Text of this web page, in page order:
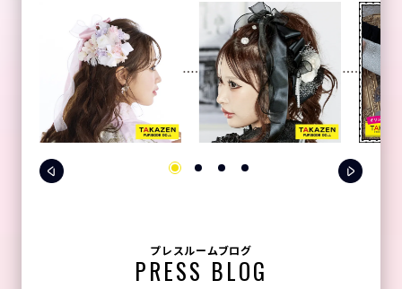
プレスルームブログ
PRESS BLOG